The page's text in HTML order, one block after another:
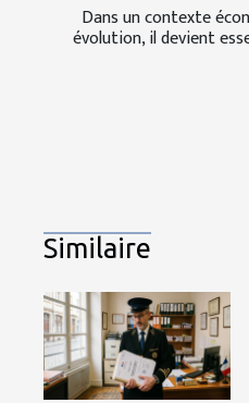
Dans un contexte
évolution, il devient
Similaire